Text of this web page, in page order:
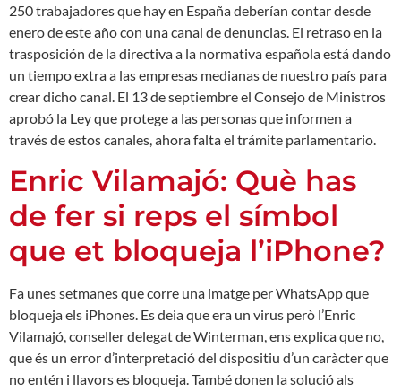
250 trabajadores que hay en España deberían contar desde
enero de este año con una canal de denuncias. El retraso en la
trasposición de la directiva a la normativa española está dando
un tiempo extra a las empresas medianas de nuestro país para
crear dicho canal. El 13 de septiembre el Consejo de Ministros
aprobó la Ley que protege a las personas que informen a
través de estos canales, ahora falta el trámite parlamentario.
Enric Vilamajó: Què has
de fer si reps el símbol
que et bloqueja l’iPhone?
Fa unes setmanes que corre una imatge per WhatsApp que
bloqueja els iPhones. Es deia que era un virus però l’Enric
Vilamajó, conseller delegat de Winterman, ens explica que no,
que és un error d’interpretació del dispositiu d’un caràcter que
no entén i llavors es bloqueja. També donen la solució als